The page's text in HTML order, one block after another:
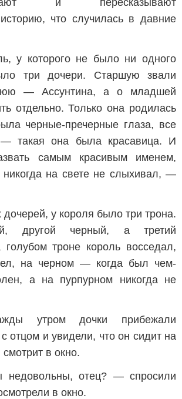
и пересказывают
что случилась в давние
у которого не было ни одного
три дочери. Старшую звали
— Ассунтина, а о младшей
отдельно. Только она родилась
черные-пречерные глаза, все
такая она была красавица. И
самым красивым именем,
никогда на свете не слыхивал, —
дочерей, у короля было три трона.
другой черный, а третий
троне король восседал,
на черном — когда был чем-
а на пурпурном никогда не
утром дочки прибежали
отцом и увидели, что он сидит на
в окно.
отец? — спросили
в окно.